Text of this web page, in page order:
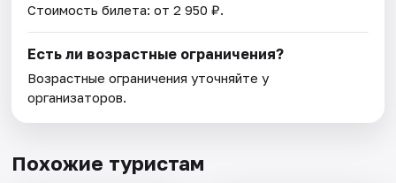
Стоимость билета: от 2 950 ₽.
Есть ли возрастные ограничения?
Возрастные ограничения уточняйте у
организаторов.
Похожие туристам